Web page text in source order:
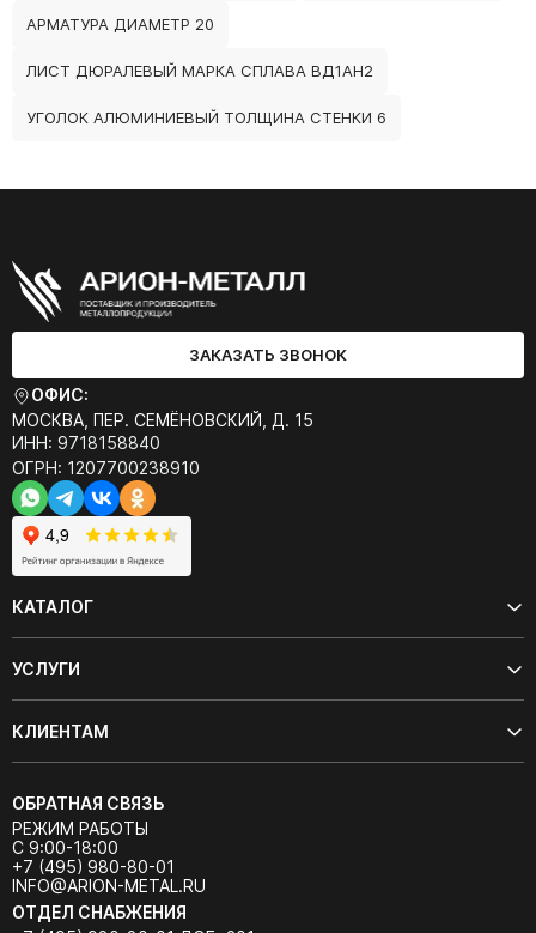
АРМАТУРА ДИАМЕТР 20
ЛИСТ ДЮРАЛЕВЫЙ МАРКА СПЛАВА ВД1АН2
УГОЛОК АЛЮМИНИЕВЫЙ ТОЛЩИНА СТЕНКИ 6
ЗАКАЗАТЬ ЗВОНОК
ОФИС:
МОСКВА, ПЕР. СЕМЁНОВСКИЙ, Д. 15
ИНН: 9718158840
ОГРН: 1207700238910
КАТАЛОГ
УСЛУГИ
КЛИЕНТАМ
ОБРАТНАЯ СВЯЗЬ
РЕЖИМ РАБОТЫ
С 9:00-18:00
+7 (495) 980-80-01
INFO@ARION-METAL.RU
ОТДЕЛ СНАБЖЕНИЯ